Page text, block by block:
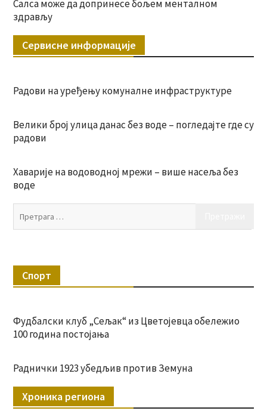
Салса може да допринесе бољем менталном
здрављу
Сервисне информације
Радови на уређењу комуналне инфраструктуре
Велики број улица данас без воде – погледајте где су
радови
Хаварије на водоводној мрежи – више насеља без
воде
Спорт
Фудбалски клуб „Сељак“ из Цветојевца обележио
100 година постојања
Раднички 1923 убедљив против Земуна
Хроника региона